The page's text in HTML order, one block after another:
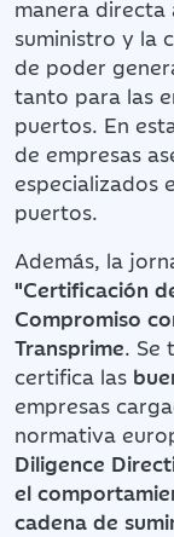
manera directa
suministro y la
de poder
tanto para las
puertos. En
de empresas
especializados
puertos.
Además, la
"Certificación
Compromiso
Transprime. Se
certifica las
empresas
normativa
Diligence
el
cadena de